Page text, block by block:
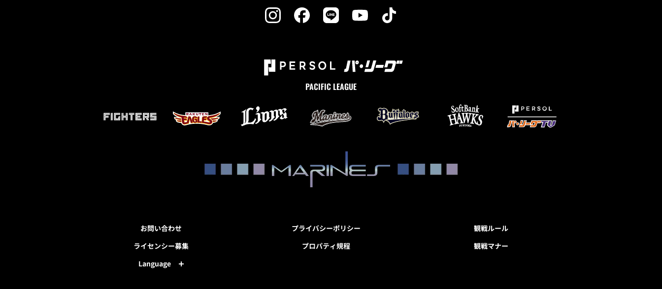
PACIFIC LEAGUE
お問い合わせ
ライセンシー募集
Language
プライバシーポリシー
プロパティ規程
観戦ルール
観戦マナー